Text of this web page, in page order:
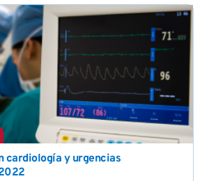
cardiología y urgencias